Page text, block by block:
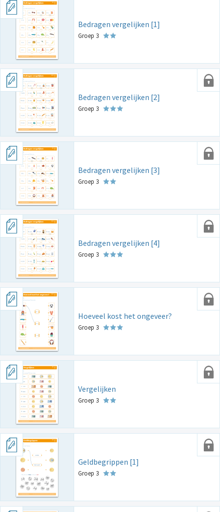
Bedragen vergelijken [1]
Groep 3
Bedragen vergelijken [2]
Groep 3
Bedragen vergelijken [3]
Groep 3
Bedragen vergelijken [4]
Groep 3
Hoeveel kost het ongeveer?
Groep 3
Vergelijken
Groep 3
Geldbegrippen [1]
Groep 3